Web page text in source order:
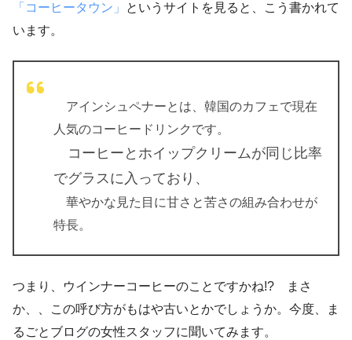
「コーヒータウン」
というサイトを見ると、こう書かれて
います。
アインシュペナーとは、韓国のカフェで現在
人気のコーヒードリンクです。
コーヒーとホイップクリームが同じ比率
でグラスに入っており、
華やかな見た目に甘さと苦さの組み合わせが
特長。
つまり、ウインナーコーヒーのことですかね!? まさ
か、、この呼び方がもはや古いとかでしょうか。今度、ま
るごとブログの女性スタッフに聞いてみます。